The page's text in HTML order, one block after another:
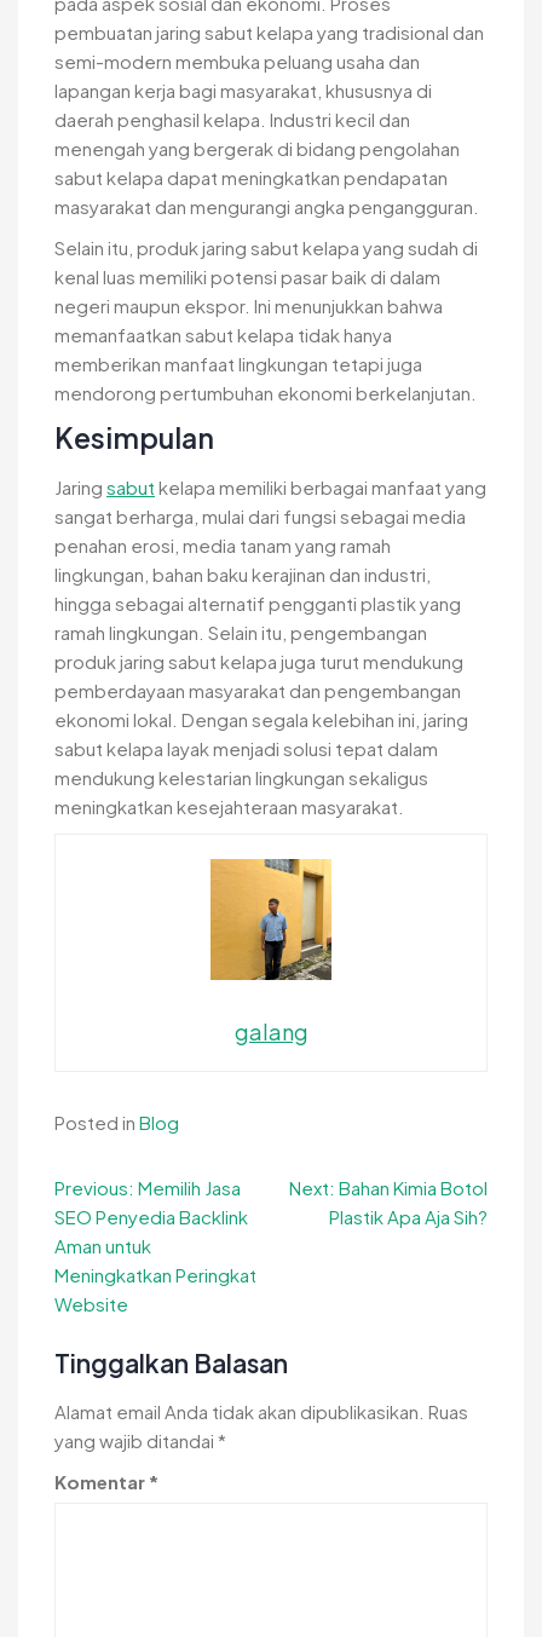
pembuatan jaring sabut kelapa yang tradisional dan
semi-modern membuka peluang usaha dan
lapangan kerja bagi masyarakat, khususnya di
daerah penghasil kelapa. Industri kecil dan
menengah yang bergerak di bidang pengolahan
sabut kelapa dapat meningkatkan pendapatan
masyarakat dan mengurangi angka pengangguran.
Selain itu, produk jaring sabut kelapa yang sudah di
kenal luas memiliki potensi pasar baik di dalam
negeri maupun ekspor. Ini menunjukkan bahwa
memanfaatkan sabut kelapa tidak hanya
memberikan manfaat lingkungan tetapi juga
mendorong pertumbuhan ekonomi berkelanjutan.
Kesimpulan
Jaring sabut kelapa memiliki berbagai manfaat yang
sangat berharga, mulai dari fungsi sebagai media
penahan erosi, media tanam yang ramah
lingkungan, bahan baku kerajinan dan industri,
hingga sebagai alternatif pengganti plastik yang
ramah lingkungan. Selain itu, pengembangan
produk jaring sabut kelapa juga turut mendukung
pemberdayaan masyarakat dan pengembangan
ekonomi lokal. Dengan segala kelebihan ini, jaring
sabut kelapa layak menjadi solusi tepat dalam
mendukung kelestarian lingkungan sekaligus
meningkatkan kesejahteraan masyarakat.
galang
Posted in Blog
Navigasi
pos
Previous: Memilih Jasa
SEO Penyedia Backlink
Aman untuk
Meningkatkan Peringkat
Website
Next: Bahan Kimia Botol
Plastik Apa Aja Sih?
Tinggalkan Balasan
Alamat email Anda tidak akan dipublikasikan. Ruas
yang wajib ditandai *
Komentar *